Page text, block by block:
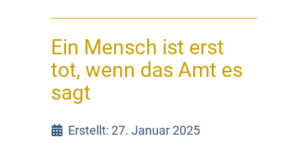
Ein Mensch ist erst
tot, wenn das Amt es
sagt
Erstellt: 27. Januar 2025